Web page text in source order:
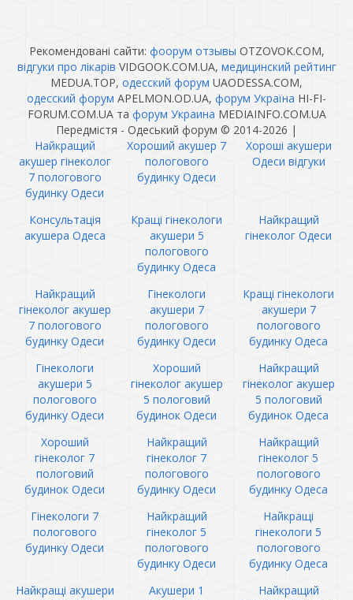
Рекомендовані сайти: фоорум отзывы OTZOVOK.COM,
відгуки про лікарів VIDGOOK.COM.UA, медицинский рейтинг
MEDUA.TOP, одесский форум UAODESSA.COM,
одесский форум APELMON.OD.UA, форум Україна HI-FI-
FORUM.COM.UA та форум Украина MEDIAINFO.COM.UA
Передмістя - Одеський форум © 2014-2026 |
Найкращий
акушер гінеколог
7 пологового
будинку Одеси
Хороший акушер 7
пологового
будинку Одеси
Хороші акушери
Одеси відгуки
Консультація
акушера Одеса
Кращі гінекологи
акушери 5
пологового
будинку Одеса
Найкращий
гінеколог Одеси
Найкращий
гінеколог акушер
7 пологового
будинку Одеси
Гінекологи
акушери 7
пологового
будинку Одеси
Кращі гінекологи
акушери 7
пологового
будинку Одеса
Гінекологи
акушери 5
пологового
будинку Одеси
Хороший
гінеколог акушер
5 пологовий
будинок Одеси
Найкращий
гінеколог акушер
5 пологовий
будинок Одеса
Хороший
гінеколог 7
пологовий
будинок Одеси
Найкращий
гінеколог 7
пологового
будинку Одеси
Найкращий
гінеколог 5
пологового
будинку Одеса
Гінекологи 7
пологового
будинку Одеси
Найкращий
гінеколог 5
пологового
будинку Одеси
Найкращі
гінекологи 5
пологового
будинку Одеса
Найкращі акушери
Акушери 1
Найкращий